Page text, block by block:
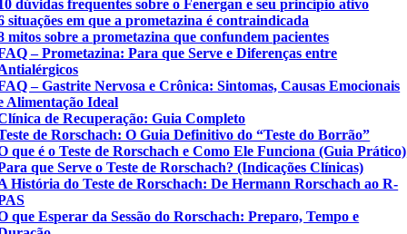
dúvidas frequentes sobre o Fenergan e seu princípio ativo
situações em que a prometazina é contraindicada
mitos sobre a prometazina que confundem pacientes
– Prometazina: Para que Serve e Diferenças entre
– Gastrite Nervosa e Crônica: Sintomas, Causas Emocionais
Alimentação Ideal
de Recuperação: Guia Completo
de Rorschach: O Guia Definitivo do “Teste do Borrão”
que é o Teste de Rorschach e Como Ele Funciona (Guia Prático)
que Serve o Teste de Rorschach? (Indicações Clínicas)
História do Teste de Rorschach: De Hermann Rorschach ao R-
que Esperar da Sessão do Rorschach: Preparo, Tempo e